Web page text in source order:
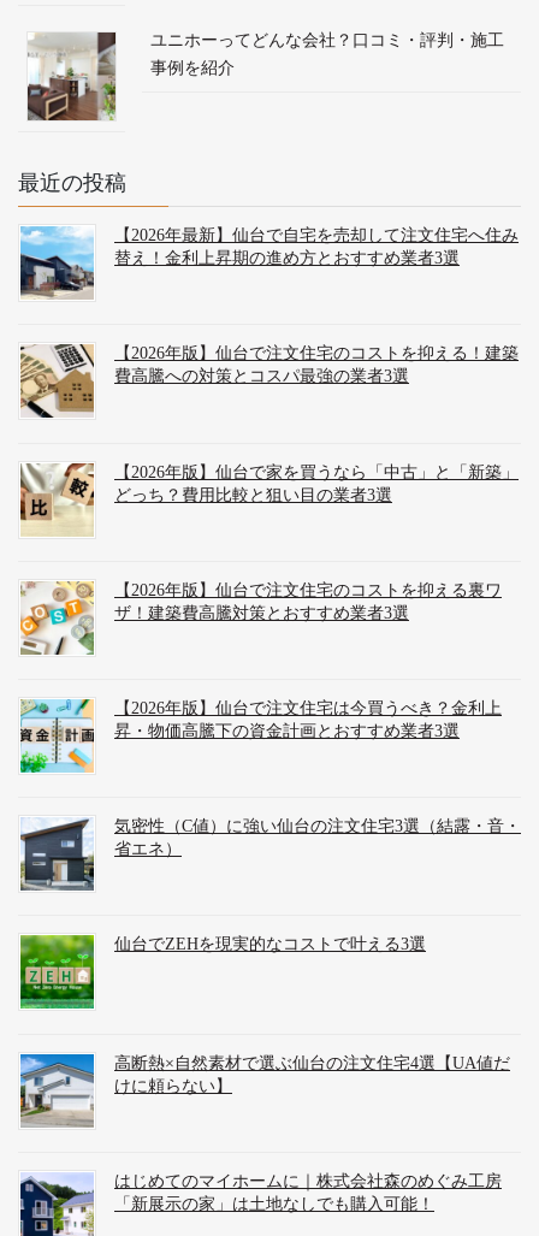
ユニホーってどんな会社？口コミ・評判・施工
事例を紹介
最近の投稿
【2026年最新】仙台で自宅を売却して注文住宅へ住み
替え！金利上昇期の進め方とおすすめ業者3選
【2026年版】仙台で注文住宅のコストを抑える！建築
費高騰への対策とコスパ最強の業者3選
【2026年版】仙台で家を買うなら「中古」と「新築」
どっち？費用比較と狙い目の業者3選
【2026年版】仙台で注文住宅のコストを抑える裏ワ
ザ！建築費高騰対策とおすすめ業者3選
【2026年版】仙台で注文住宅は今買うべき？金利上
昇・物価高騰下の資金計画とおすすめ業者3選
気密性（C値）に強い仙台の注文住宅3選（結露・音・
省エネ）
仙台でZEHを現実的なコストで叶える3選
高断熱×自然素材で選ぶ仙台の注文住宅4選【UA値だ
けに頼らない】
はじめてのマイホームに｜株式会社森のめぐみ工房
「新展示の家」は土地なしでも購入可能！